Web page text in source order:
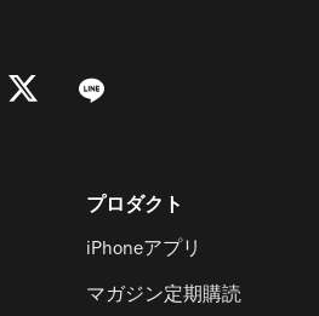
プロダクト
iPhoneアプリ
マガジン定期購読